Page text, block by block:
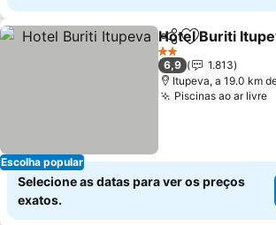
Escolha popular
PartilharAdicionar
Hotel Buriti
2 Estrelas
6,9
1.813
Itupeva, a 19.0 km
Piscinas ao ar livre
Selecione as datas para ver os preços
exatos.